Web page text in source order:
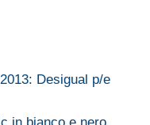
Desigual p/e